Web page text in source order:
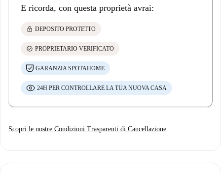
E ricorda, con questa proprietà avrai:
lock DEPOSITO PROTETTO
check_circle PROPRIETARIO VERIFICATO
GARANZIA SPOTAHOME
24H PER CONTROLLARE LA TUA NUOVA CASA
Scopri le nostre Condizioni Trasparenti di Cancellazione